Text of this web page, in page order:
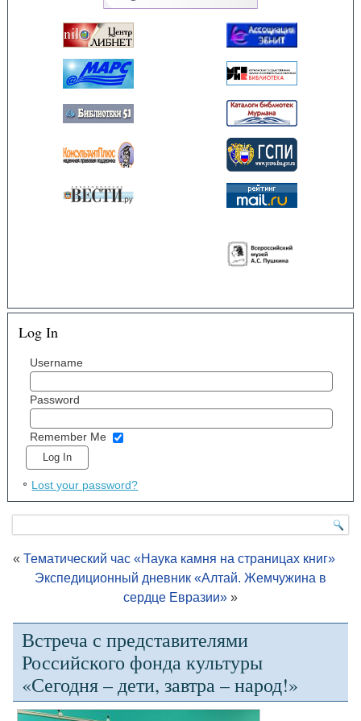
Log In
Username
Password
Remember Me
Lost your password?
«Тематический час «Наука камня на страницах книг»
Экспедиционный дневник «Алтай. Жемчужина в
сердце Евразии» »
Встреча с представителями
Российского фонда культуры
«Сегодня – дети, завтра – народ!»